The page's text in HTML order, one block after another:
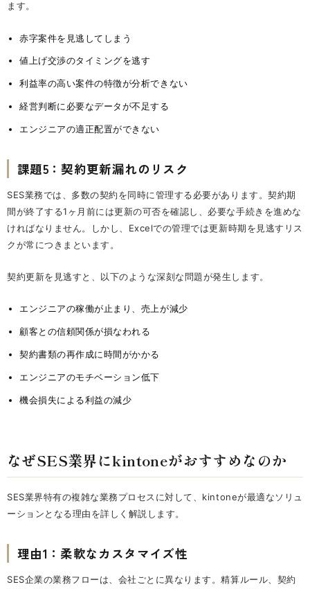
ます。
赤字案件を見逃してしまう
値上げ交渉のタイミングを逃す
利益率の高い案件の特徴が分析できない
経営判断に必要なデータが不足する
エンジニアの適正配置ができない
課題5：契約更新漏れのリスク
SES業務では、多数の契約を同時に管理する必要があります。契約期
間が終了する1ヶ月前には更新の可否を確認し、必要な手続きを進めな
ければなりません。しかし、Excelでの管理では更新時期を見逃すリス
クが常につきまといます。
契約更新を見逃すと、以下のような深刻な問題が発生します。
エンジニアの稼働が止まり、売上が減少
顧客との信頼関係が損なわれる
契約書類の再作成に時間がかかる
エンジニアのモチベーション低下
機会損失による利益の減少
なぜSES業界にkintoneがおすすめなのか
SES業界特有の複雑な業務プロセスに対して、kintoneが最適なソリュ
ーションとなる理由を詳しく解説します。
理由1：柔軟なカスタマイズ性
SES企業の業務フローは、会社ごとに異なります。精算ルール、契約